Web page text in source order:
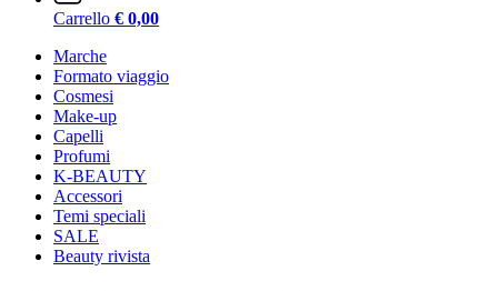
Carrello € 0,00
Marche
Formato viaggio
Cosmesi
Make-up
Capelli
Profumi
K-BEAUTY
Accessori
Temi speciali
SALE
Beauty rivista